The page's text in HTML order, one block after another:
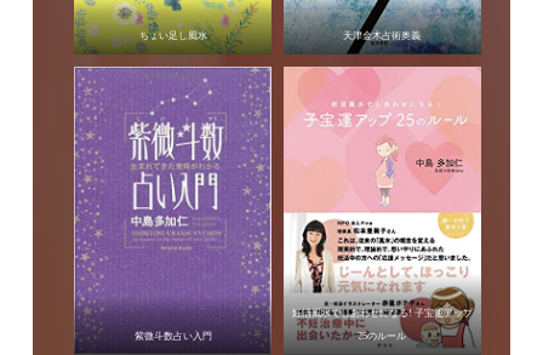
ちょい足し風水 天津金木占術奥義
紫微斗数占い入門
妊活風水でしあわせになる! 子宝運アップ
25のルール